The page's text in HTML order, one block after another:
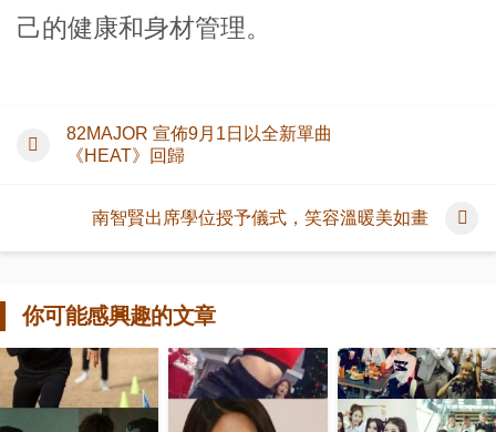
己的健康和身材管理。
82MAJOR 宣佈9月1日以全新單曲
《HEAT》回歸
南智賢出席學位授予儀式，笑容溫暖美如畫
你可能感興趣的文章